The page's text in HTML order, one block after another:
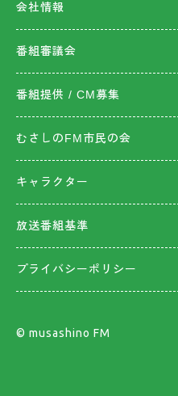
会社情報
番組審議会
番組提供 / CM募集
むさしのFM市民の会
キャラクター
放送番組基準
プライバシーポリシー
©︎ musashino FM